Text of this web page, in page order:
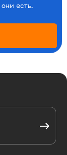
есть.